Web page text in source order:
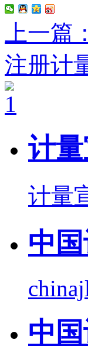
上一
注册计
计
计量
中
中